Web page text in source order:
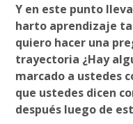
Y en este punto
harto aprendizaje
quiero hacer una
trayectoria ¿Hay
marcado a ustedes
que ustedes dicen
después luego de